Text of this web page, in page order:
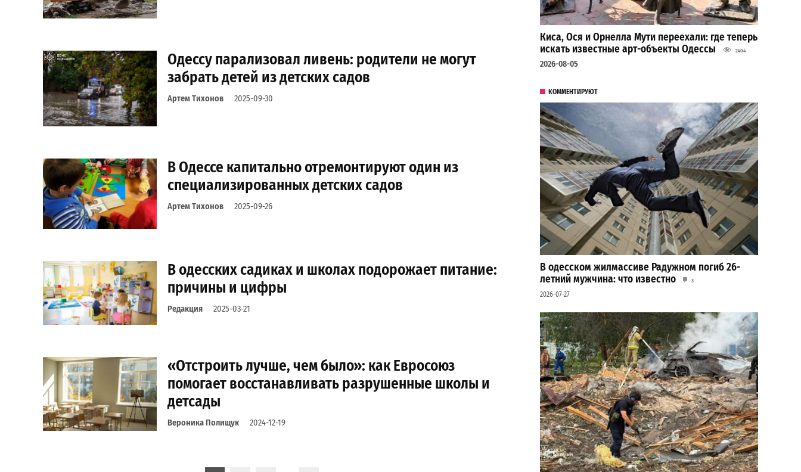
Одессу парализовал ливень: родители не могут
забрать детей из детских садов
Артем Тихонов 2025-09-30
В Одессе капитально отремонтируют один из
специализированных детских садов
Артем Тихонов 2025-09-26
В одесских садиках и школах подорожает питание:
причины и цифры
Редакция 2025-03-21
«Отстроить лучше, чем было»: как Евросоюз
помогает восстанавливать разрушенные школы и
детсады
Вероника Полищук 2024-12-19
Киса, Ося и Орнелла Мути переехали: где теперь
искать известные арт-объекты Одессы
2404
2026-08-05
КОММЕНТИРУЮТ
В одесском жилмассиве Радужном погиб 26-
летний мужчина: что известно
3
2026-07-27